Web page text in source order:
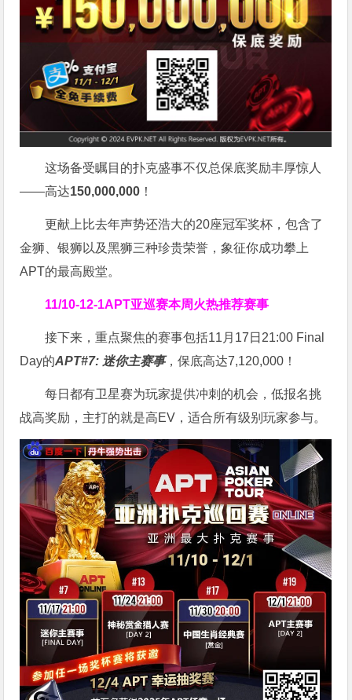
这场备受瞩目的扑克盛事不仅总保底奖励丰厚惊人
——高达150,000,000 ！
更献上比去年声势还浩大的20座冠军奖杯，包含了
金狮、银狮以及黑狮三种珍贵荣誉，象征你成功攀上
APT的最高殿堂。
11/10-12-1APT亚巡赛本周火热推荐赛事
接下来，重点聚焦的赛事包括11月17日21:00 Final
Day的APT#7: 迷你主赛事，保底高达7,120,000！
每日都有卫星赛为玩家提供冲刺的机会，低报名挑
战高奖励，主打的就是高EV，适合所有级别玩家参与。